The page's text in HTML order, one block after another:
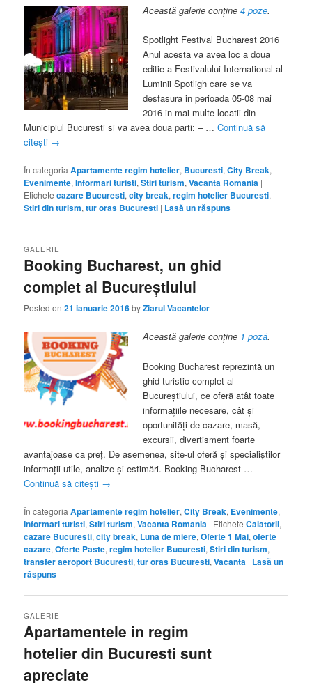
Această galerie conține4 poze.
Spotlight Festival Bucharest 2016
Anul acesta va avea loc a doua
editie a Festivalului International al
Luminii Spotligh care se va
desfasura in perioada 05-08 mai
2016 in mai multe locatii din
Municipiul Bucuresti si va avea doua parti: – …Continuă să
citești →
În categoria Apartamente regim hotelier, Bucuresti,City Break,
Evenimente,Informari turisti,Stiri turism,Vacanta Romania |
Etichete cazare Bucuresti,city break,regim hotelier Bucuresti,
Stiri din turism,tur oras Bucuresti | Lasă un răspuns
Booking Bucharest, un ghid
complet al Bucureştiului
GALERIE
Posted on21 ianuarie 2016byZiarul Vacantelor
Această galerie conține 1 poză.
Booking Bucharest reprezintă un
ghid turistic complet al
Bucureştiului, ce oferă atât toate
informaţiile necesare, cât şi
oportunităţi de cazare, masă,
excursii, divertisment foarte
avantajoase ca preţ. De asemenea, site-ul oferă şi specialiştilor
informaţii utile, analize şi estimări. Booking Bucharest …
Continuă să citești →
În categoria Apartamente regim hotelier,City Break, Evenimente,
Informari turisti,Stiri turism,Vacanta Romania | Etichete Calatorii,
cazare Bucuresti,city break, Luna de miere,Oferte 1 Mai,oferte
cazare,Oferte Paste,regim hotelier Bucuresti,Stiri din turism,
transfer aeroport Bucuresti,tur oras Bucuresti,Vacanta | Lasă un
răspuns
Apartamentele in regim
hotelier din Bucuresti sunt
apreciate
GALERIE